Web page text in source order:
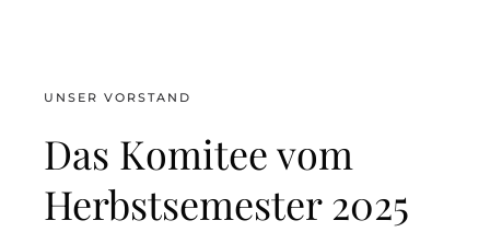
UNSER VORSTAND
Das Komitee vom
Herbstsemester 2025